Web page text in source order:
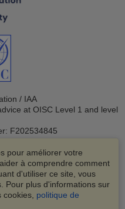
pour améliorer votre
à comprendre comment
d'utiliser ce site, vous
Pour plus d'informations sur
politique de
/ IAA
at OISC Level 1 and level
F202534845
Tous droits réservés.